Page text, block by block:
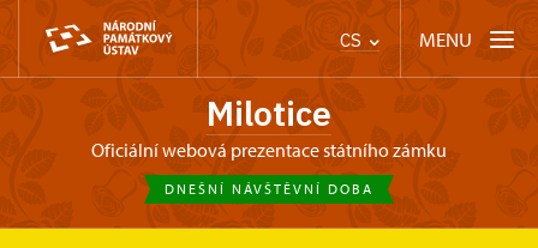
CS MENU
Milotice
oficiální webová prezentace státního zámku
DNEŠNÍ NÁVŠTĚVNÍ DOBA